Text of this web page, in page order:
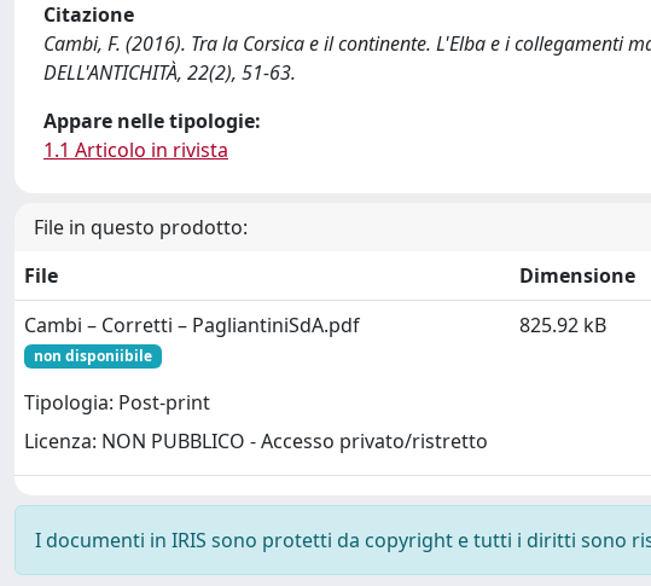
Citazione
Cambi, F. (2016). Tra la Corsica e il continente. L'Elba e i collegamenti
DELL'ANTICHITÀ, 22(2), 51-63.
Appare nelle tipologie:
1.1 Articolo in rivista
File in questo prodotto:
File
Dimensione
Cambi – Corretti – PagliantiniSdA.pdf
non disponiibile
Tipologia: Post-print
Licenza: NON PUBBLICO - Accesso privato/ristretto
825.92 kB
I documenti in IRIS sono protetti da copyright e tutti i diritti sono